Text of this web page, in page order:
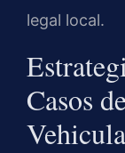
legal local.
Casos